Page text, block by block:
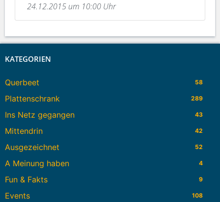
24.12.2015 um 10:00 Uhr
KATEGORIEN
Querbeet 58
Plattenschrank 289
Ins Netz gegangen 43
Mittendrin 42
Ausgezeichnet 52
A Meinung haben 4
Fun & Fakts 9
Events 108